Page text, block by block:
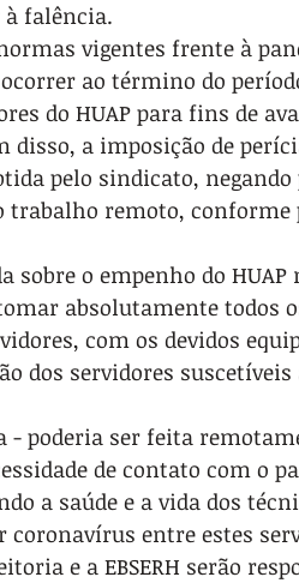
à falência.
vigentes frente à
ao término do
do HUAP para fins de
a imposição de
pelo sindicato,
remoto, conforme
sobre o empenho do
absolutamente todos
com os devidos
dos servidores
- poderia ser feita
de contato com o
a saúde e a vida dos
coronavírus entre estes
e a EBSERH serão